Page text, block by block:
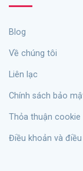
Blog
Về chúng tôi
Liên lạc
Chính sách bảo
Thỏa thuận cookie
Điều khoản và